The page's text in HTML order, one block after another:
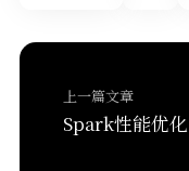
上一篇文章